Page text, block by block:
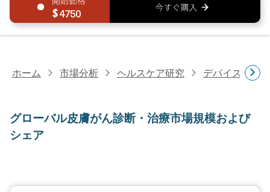
4750
ホーム 市場分析 ヘルスケア研究 デバイス・医
グローバル皮膚がん診断・治療市場規模および
シェア